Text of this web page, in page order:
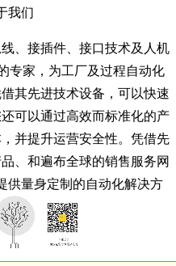
们
接插件、接口技术及人机
专家，为工厂及过程自动化
其先进技术设备，可以快速
可以通过高效而标准化的产
并提升运营安全性。凭借先
、和遍布全球的销售服务网
供量身定制的自动化解决方